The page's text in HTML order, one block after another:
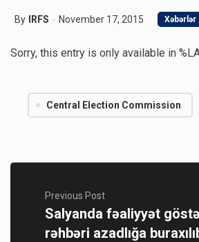
By IRFS November 17, 2015 Xəbərlər
Sorry, this entry is only available in
Central Election Commission
Previous Post
Salyanda fəaliyyət
rəhbəri azadlığa